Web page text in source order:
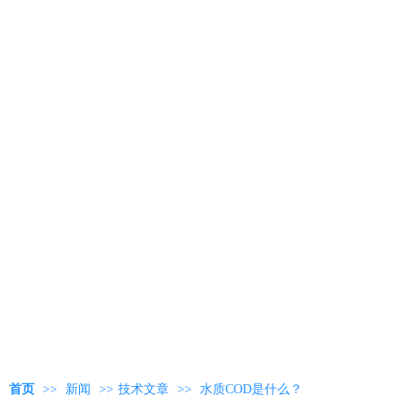
首页 >> 新闻 >> 技术文章 >> 水质COD是什么？